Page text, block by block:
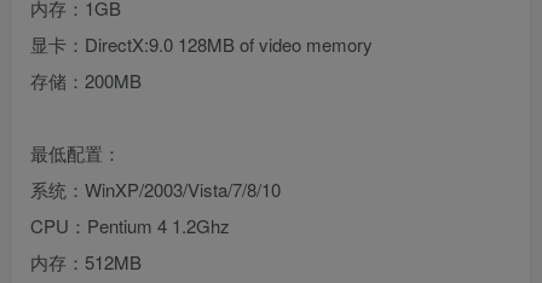
内存：1GB
显卡：DirectX:9.0 128MB of video memory
存储：200MB
最低配置：
系统：WinXP/2003/Vista/7/8/10
CPU：Pentium 4 1.2Ghz
内存：512MB